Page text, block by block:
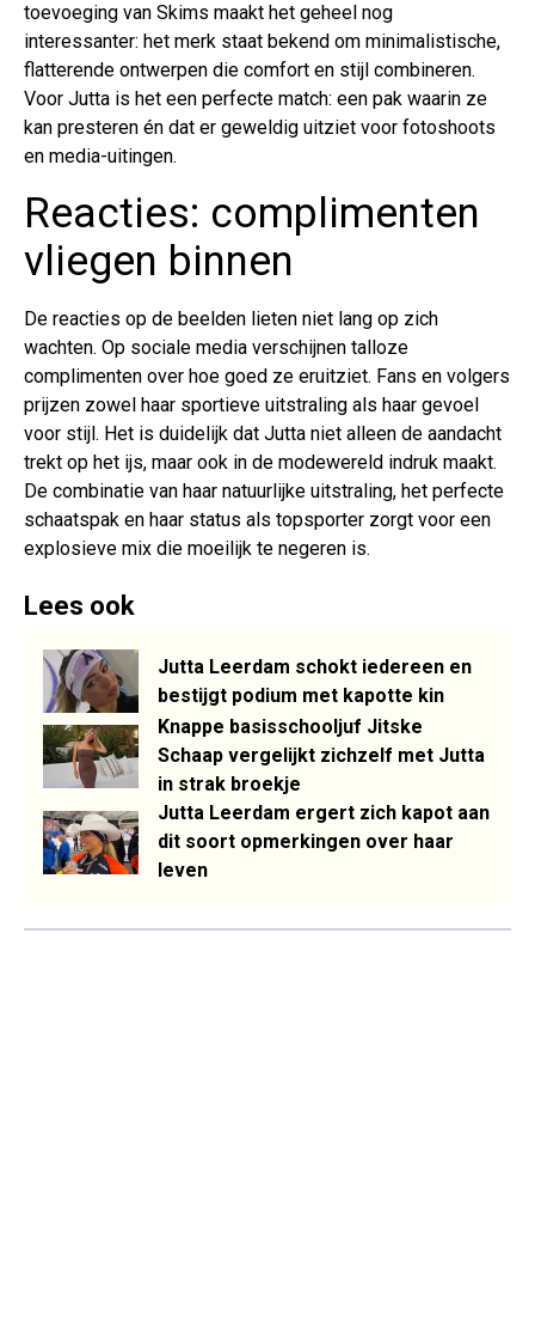
toevoeging van Skims maakt het geheel nog
interessanter: het merk staat bekend om minimalistische,
flatterende ontwerpen die comfort en stijl combineren.
Voor Jutta is het een perfecte match: een pak waarin ze
kan presteren én dat er geweldig uitziet voor fotoshoots
en media-uitingen.
Reacties: complimenten
vliegen binnen
De reacties op de beelden lieten niet lang op zich
wachten. Op sociale media verschijnen talloze
complimenten over hoe goed ze eruitziet. Fans en volgers
prijzen zowel haar sportieve uitstraling als haar gevoel
voor stijl. Het is duidelijk dat Jutta niet alleen de aandacht
trekt op het ijs, maar ook in de modewereld indruk maakt.
De combinatie van haar natuurlijke uitstraling, het perfecte
schaatspak en haar status als topsporter zorgt voor een
explosieve mix die moeilijk te negeren is.
Lees ook
Jutta Leerdam schokt iedereen en
bestijgt podium met kapotte kin
Knappe basisschooljuf Jitske
Schaap vergelijkt zichzelf met Jutta
in strak broekje
Jutta Leerdam ergert zich kapot aan
dit soort opmerkingen over haar
leven